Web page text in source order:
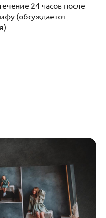
24 часов после
(обсуждается